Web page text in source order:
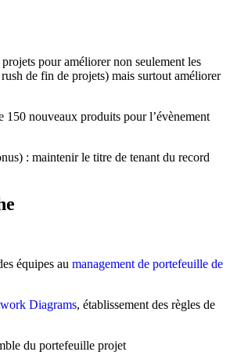
pour améliorer non seulement les
de fin de projets) mais surtout améliorer
150 nouveaux produits pour l’évènement
: maintenir le titre de tenant du record
équipes au management de portefeuille de
Diagrams, établissement des règles de
du portefeuille projet